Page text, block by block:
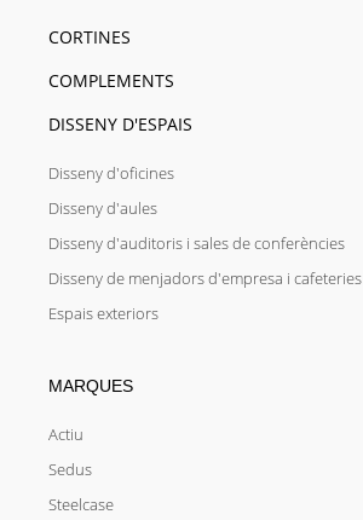
CORTINES
COMPLEMENTS
DISSENY D'ESPAIS
Disseny d'oficines
Disseny d'aules
Disseny d'auditoris i sales de conferències
Disseny de menjadors d'empresa i cafeteries
Espais exteriors
MARQUES
Actiu
Sedus
Steelcase